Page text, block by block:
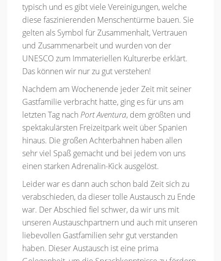
typisch und es gibt viele Vereinigungen, welche
diese faszinierenden Menschentürme bauen. Sie
gelten als Symbol für Zusammenhalt, Vertrauen
und Zusammenarbeit und wurden von der
UNESCO zum Immateriellen Kulturerbe erklärt.
Das können wir nur zu gut verstehen!
Nachdem am Wochenende jeder Zeit mit seiner
Gastfamilie verbracht hatte, ging es für uns am
letzten Tag nach Port Aventura, dem größten und
spektakulärsten Freizeitpark weit über Spanien
hinaus. Die großen Achterbahnen haben allen
sehr viel Spaß gemacht und bei jedem von uns
einen starken Adrenalin-Kick ausgelöst.
Leider war es dann auch schon bald Zeit sich zu
verabschieden, da dieser tolle Austausch zu Ende
war. Der Abschied fiel schwer, da wir uns mit
unseren Austauschpartnern und auch mit unseren
liebevollen Gastfamilien sehr gut verstanden
haben. Dieser Austausch ist eine prima